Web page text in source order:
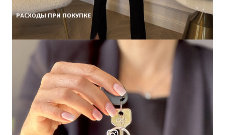
РАСХОДЫ ПРИ ПОКУПКЕ